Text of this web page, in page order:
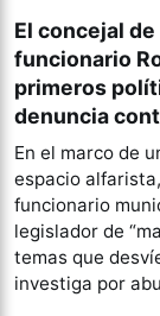
El concejal
funcionario
primeros
denuncia
En el marco de
espacio
funcionario
legislador de
temas que
investiga por